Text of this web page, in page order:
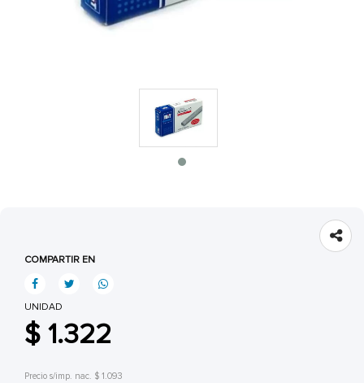
COMPARTIR EN
UNIDAD
$ 1.322
Precio s/imp. nac. $ 1.093